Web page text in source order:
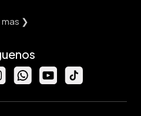
mas ❯